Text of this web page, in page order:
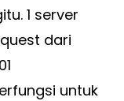
1 server
dari
untuk